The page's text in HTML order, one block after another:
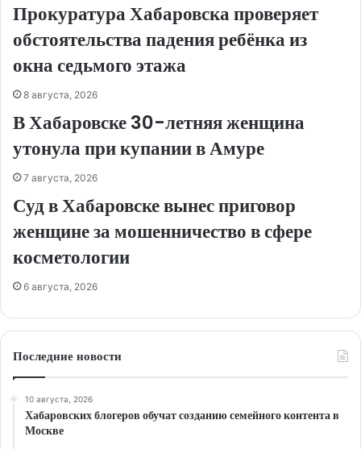
Прокуратура Хабаровска проверяет
обстоятельства падения ребёнка из
окна седьмого этажа
8 августа, 2026
В Хабаровске 30-летняя женщина
утонула при купании в Амуре
7 августа, 2026
Суд в Хабаровске вынес приговор
женщине за мошенничество в сфере
косметологии
6 августа, 2026
Последние новости
10 августа, 2026
Хабаровских блогеров обучат созданию семейного контента в
Москве